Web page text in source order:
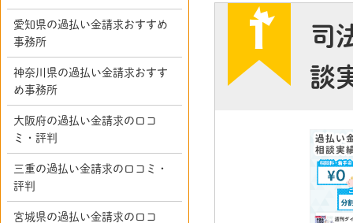
司
談
愛知県の過払い金請求おすすめ
事務所
神奈川県の過払い金請求おすす
め事務所
大阪府の過払い金請求の口コ
ミ・評判
三重の過払い金請求の口コミ・
評判
宮城県の過払い金請求の口コ